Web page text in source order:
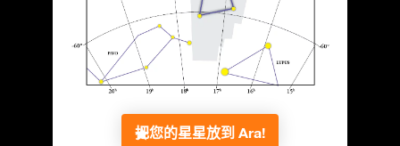
把您的星星放到 Ara!